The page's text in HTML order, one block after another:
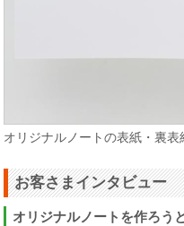
オリジナルノートの表紙・裏表
お客さまインタビュー
オリジナルノートを作ろう